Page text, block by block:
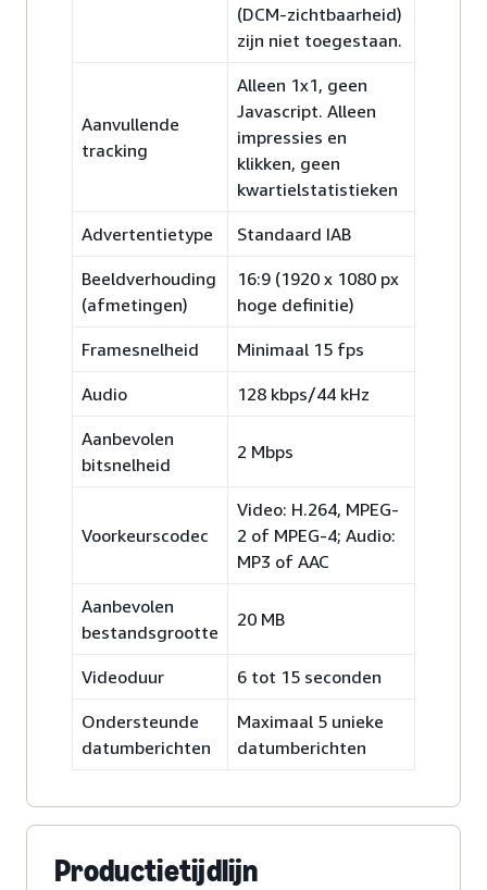
(DCM-zichtbaarheid)
zijn niet toegestaan.
Aanvullende
tracking
Alleen 1x1, geen
Javascript. Alleen
impressies en
klikken, geen
kwartielstatistieken
Advertentietype Standaard IAB
Beeldverhouding
(afmetingen)
16:9 (1920 x 1080 px
hoge definitie)
Framesnelheid Minimaal 15 fps
Audio 128 kbps/44 kHz
Aanbevolen
bitsnelheid
2 Mbps
Voorkeurscodec
Video: H.264, MPEG-
2 of MPEG-4; Audio:
MP3 of AAC
Aanbevolen
bestandsgrootte
20 MB
Videoduur 6 tot 15 seconden
Ondersteunde
datumberichten
Maximaal 5 unieke
datumberichten
Productietijdlijn